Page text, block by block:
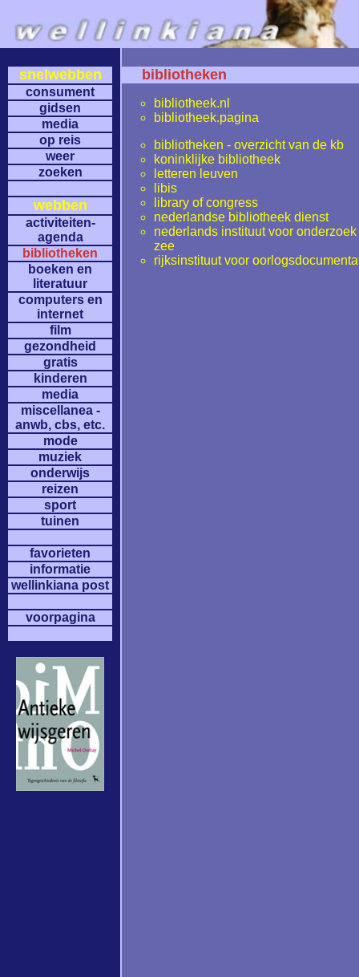
snelwebben
consument
gidsen
media
op reis
weer
zoeken
webben
activiteiten-
agenda
bibliotheken
boeken en
literatuur
computers en
internet
film
gezondheid
gratis
kinderen
media
miscellanea -
anwb, cbs, etc.
mode
muziek
onderwijs
reizen
sport
tuinen
favorieten
informatie
wellinkiana post
voorpagina
bibliotheken
bibliotheek.nl
bibliotheek.pagina
bibliotheken - overzicht van de kb
koninklijke bibliotheek
letteren leuven
libis
library of congress
nederlandse bibliotheek dienst
nederlands instituut voor onderzoek
zee
rijksinstituut voor